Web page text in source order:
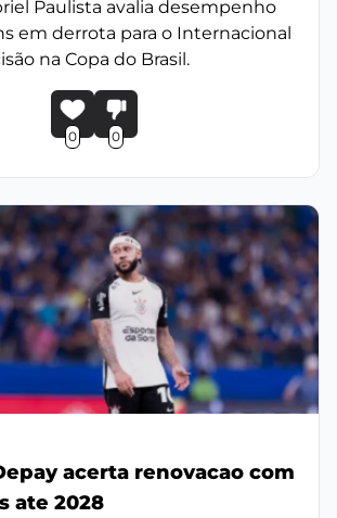
Paulista avalia desempenho
em derrota para o Internacional
na Copa do Brasil.
0 0
acerta renovacao com
ate 2028